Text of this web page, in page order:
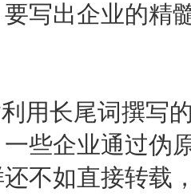
写出企业的精
用长尾词撰写
些企业通过伪
不如直接转载